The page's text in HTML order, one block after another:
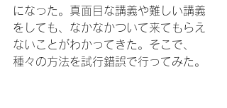
になった。真面目な講義や難しい講義
をしても、なかなかついて来てもらえ
ないことがわかってきた。そこで、
種々の方法を試行錯誤で行ってみた。